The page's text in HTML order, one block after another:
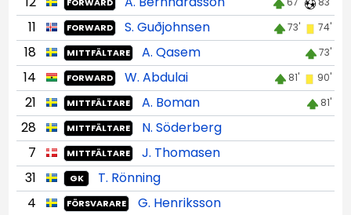
11 FORWARD S. Guðjohnsen 73' 74'
18 MITTFÄLTARE A. Qasem 73'
14 FORWARD W. Abdulai 81' 90'
21 MITTFÄLTARE A. Boman 81'
28 MITTFÄLTARE
N. Söderberg
7
MITTFÄLTARE
J. Thomasen
31
GK
T. Rönning
4
FÖRSVARARE G. Henriksson